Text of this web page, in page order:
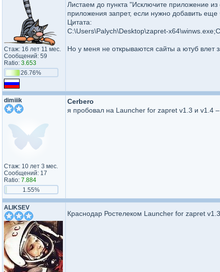
Стаж: 16 лет 11 мес.
Сообщений: 59
Ratio: 3.653
26.76%
Листаем до пункта "Исключите приложение
приложения запрет, если нужно добавить
Цитата:
C:\Users\Palych\Desktop\zapret-
Но у меня не открываются сайты а ютуб влет
dimiiik
Стаж: 10 лет 3 мес.
Сообщений: 17
Ratio: 7.884
1.55%
Cerbero
я пробовал на Launcher for zapret v1.3 и v1.4 –
ALIKSEV
Краснодар Ростелеком Launcher for zapret